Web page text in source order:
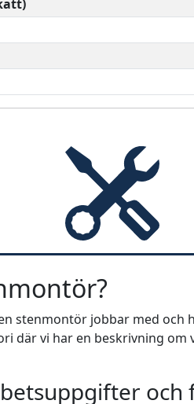
stenmontör jobbar med och
där vi har en beskrivning